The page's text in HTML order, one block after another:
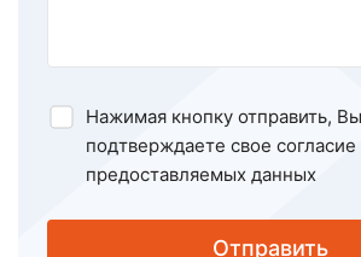
Нажимая кнопку отправить, Вы
подтверждаете свое
предоставляемых данных
Отправить